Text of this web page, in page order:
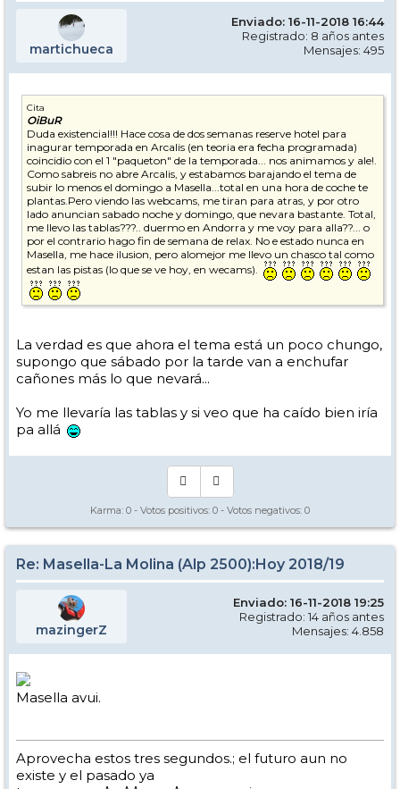
martichueca
Enviado: 16-11-2018 16:44
Registrado: 8 años antes
Mensajes: 495
Cita
OiBuR
Duda existencial!!! Hace cosa de dos semanas reserve hotel para
inagurar temporada en Arcalis (en teoria era fecha programada)
coincidio con el 1 "paqueton" de la temporada... nos animamos y ale!.
Como sabreis no abre Arcalis, y estabamos barajando el tema de
subir lo menos el domingo a Masella...total en una hora de coche te
plantas.Pero viendo las webcams, me tiran para atras, y por otro
lado anuncian sabado noche y domingo, que nevara bastante. Total,
me llevo las tablas???.. duermo en Andorra y me voy para alla??... o
por el contrario hago fin de semana de relax. No e estado nunca en
Masella, me hace ilusion, pero alomejor me llevo un chasco tal como
estan las pistas (lo que se ve hoy, en wecams).
La verdad es que ahora el tema está un poco chungo,
supongo que sábado por la tarde van a enchufar
cañones más lo que nevará...
Yo me llevaría las tablas y si veo que ha caído bien iría
pa allá
Karma: 0 - Votos positivos: 0 - Votos negativos: 0
Re: Masella-La Molina (Alp 2500):Hoy 2018/19
mazingerZ
Enviado: 16-11-2018 19:25
Registrado: 14 años antes
Mensajes: 4.858
Masella avui.
Aprovecha estos tres segundos.; el futuro aun no
existe y el pasado ya